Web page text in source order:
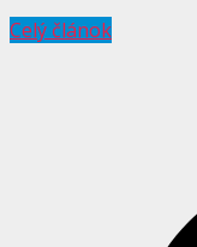
Celý článok